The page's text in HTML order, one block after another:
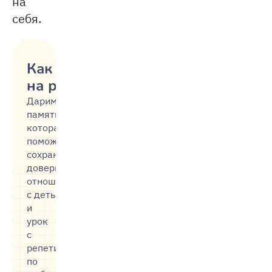
себя.
Как не срываться
на ребёнка
Дарим
памятку,
которая
поможет
сохранить
доверительные
отношения
с детьми,
и
урок
с
репетитором
по